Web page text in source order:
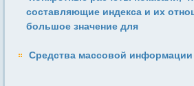
составляющие индекса и их
большое значение для
Средства массовой информации